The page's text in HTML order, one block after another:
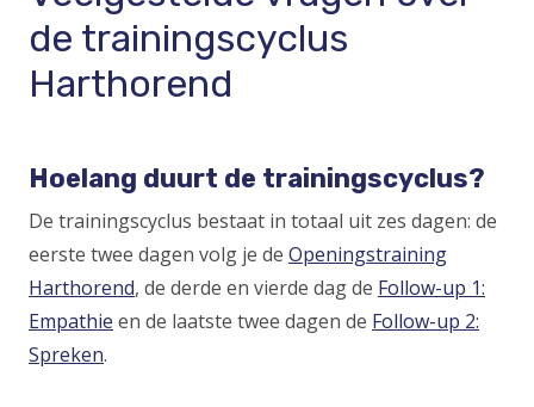
de trainingscyclus
Harthorend
Hoelang duurt de trainingscyclus?
De trainingscyclus bestaat in totaal uit zes dagen: de
eerste twee dagen volg je de Openingstraining
Harthorend, de derde en vierde dag de Follow-up 1:
Empathie en de laatste twee dagen de Follow-up 2:
Spreken.